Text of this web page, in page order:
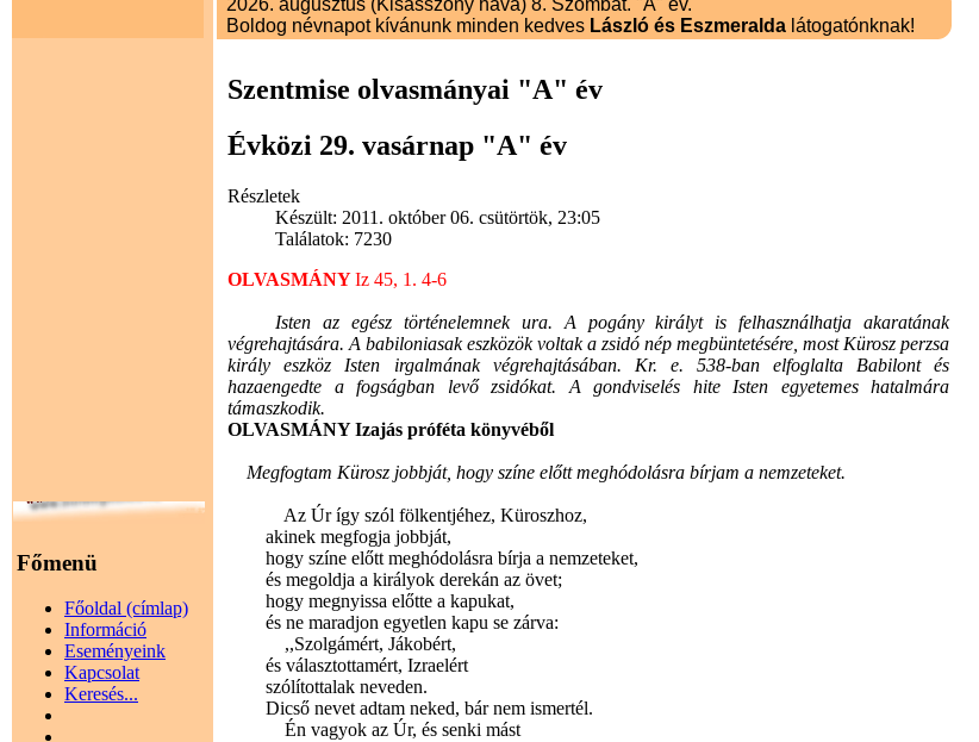
Főmenü
Főoldal (címlap)
Információ
Eseményeink
Kapcsolat
Keresés...
2026. augusztus (Kisasszony hava) 8. Szombat. "A" év.
Boldog névnapot kívánunk minden kedves László és Eszmeralda látogatónknak!
Szentmise olvasmányai "A" év
Évközi 29. vasárnap "A" év
Részletek
Készült: 2011. október 06. csütörtök, 23:05
Találatok: 7230
OLVASMÁNYIz 45, 1. 4-6
Isten az egész történelemnek ura. A pogány királyt is felhasználhatja akaratának
végrehajtására. A babiloniasak eszközök voltak a zsidó nép megbüntetésére, most Kürosz perzsa
király eszköz Isten irgalmának végrehajtásában. Kr. e. 538-ban elfoglalta Babilont és
hazaengedte a fogságban levő zsidókat. A gondviselés hite Isten egyetemes hatalmára
támaszkodik.
OLVASMÁNY Izajás próféta könyvéből
Megfogtam Kürosz jobbját, hogy színe előtt meghódolásra bírjam a nemzeteket.
Az Úr így szól fölkentjéhez, Küroszhoz,
akinek megfogja jobbját,
hogy színe előtt meghódolásra bírja a nemzeteket,
és megoldja a királyok derekán az övet;
hogy megnyissa előtte a kapukat,
és ne maradjon egyetlen kapu se zárva:
,,Szolgámért, Jákobért,
és választottamért, Izraelért
szólítottalak neveden.
Dicső nevet adtam neked, bár nem ismertél.
Én vagyok az Úr, és senki mást